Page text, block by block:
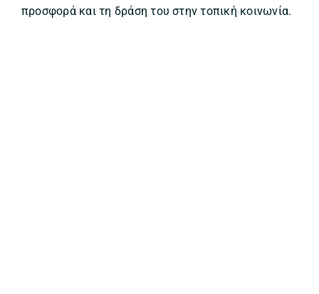
προσφορά και τη δράση του στην τοπική κοινωνία.